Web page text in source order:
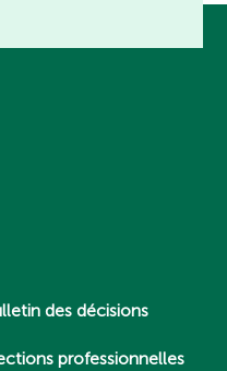
des décisions
professionnelles